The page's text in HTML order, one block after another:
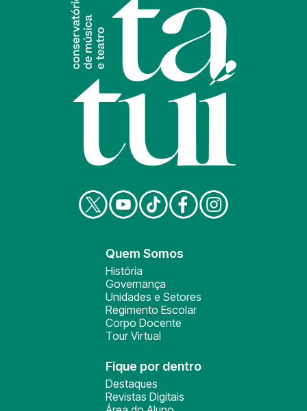
Quem Somos
História
Governança
Unidades e Setores
Regimento Escolar
Corpo Docente
Tour Virtual
Fique por dentro
Destaques
Revistas Digitais